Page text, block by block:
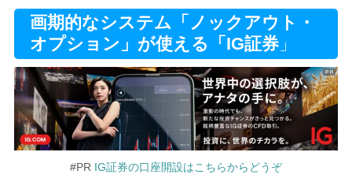
画期的なシステム「ノックアウト・
オプション」が使える「IG証券」
#PR IG証券の口座開設はこちらからどうぞ